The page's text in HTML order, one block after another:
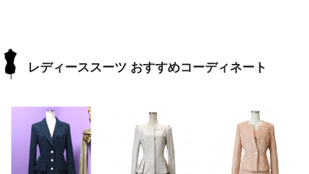
レディーススーツ おすすめコーディネート